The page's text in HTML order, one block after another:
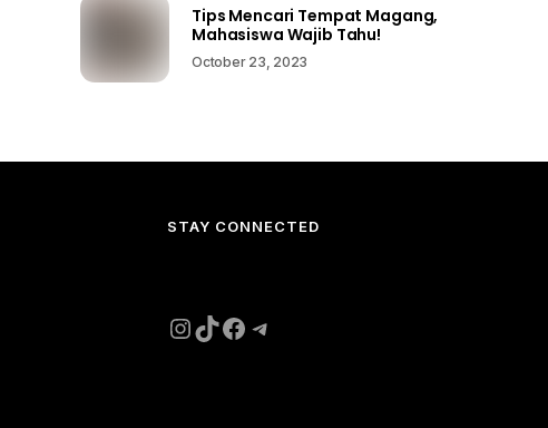
Tips Mencari Tempat Magang,
Mahasiswa Wajib Tahu!
October 23, 2023
STAY CONNECTED
Instagram
TikTok
Facebook
Telegram